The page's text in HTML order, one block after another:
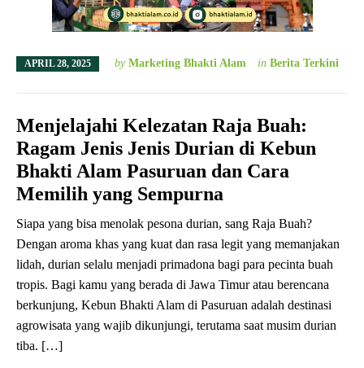
APRIL 28, 2025 by Marketing Bhakti Alam in Berita Terkini
Menjelajahi Kelezatan Raja Buah:
Ragam Jenis Jenis Durian di Kebun
Bhakti Alam Pasuruan dan Cara
Memilih yang Sempurna
Siapa yang bisa menolak pesona durian, sang Raja Buah?
Dengan aroma khas yang kuat dan rasa legit yang memanjakan
lidah, durian selalu menjadi primadona bagi para pecinta buah
tropis. Bagi kamu yang berada di Jawa Timur atau berencana
berkunjung, Kebun Bhakti Alam di Pasuruan adalah destinasi
agrowisata yang wajib dikunjungi, terutama saat musim durian
tiba. […]